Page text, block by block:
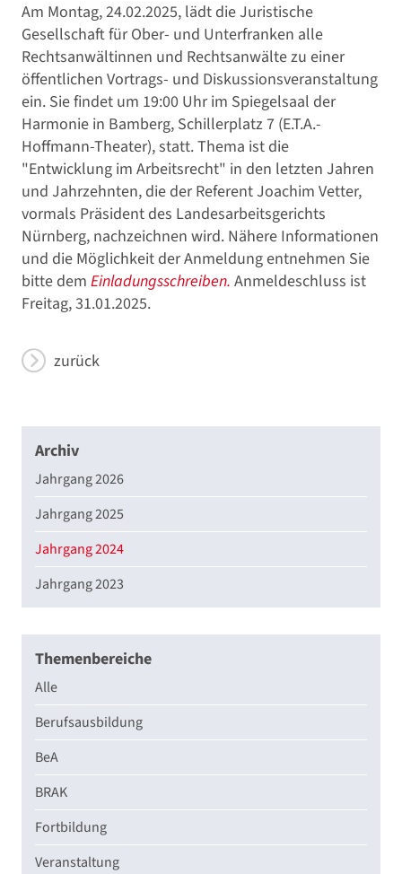
Am Montag, 24.02.2025, lädt die Juristische
Gesellschaft für Ober- und Unterfranken alle
Rechtsanwältinnen und Rechtsanwälte zu einer
öffentlichen Vortrags- und Diskussionsveranstaltung
ein. Sie findet um 19:00 Uhr im Spiegelsaal der
Harmonie in Bamberg, Schillerplatz 7 (E.T.A.-
Hoffmann-Theater), statt. Thema ist die
"Entwicklung im Arbeitsrecht" in den letzten Jahren
und Jahrzehnten, die der Referent Joachim Vetter,
vormals Präsident des Landesarbeitsgerichts
Nürnberg, nachzeichnen wird. Nähere Informationen
und die Möglichkeit der Anmeldung entnehmen Sie
bitte dem Einladungsschreiben. Anmeldeschluss ist
Freitag, 31.01.2025.
zurück
Archiv
Jahrgang 2026
Jahrgang 2025
Jahrgang 2024
Jahrgang 2023
Themenbereiche
Alle
Berufsausbildung
BeA
BRAK
Fortbildung
Veranstaltung